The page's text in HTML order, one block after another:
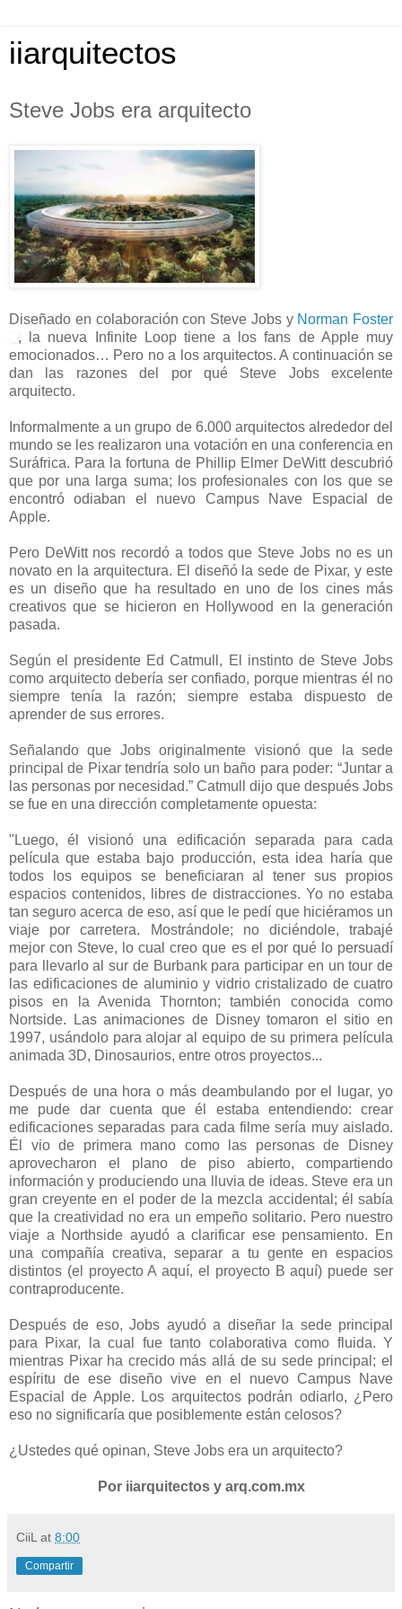
iiarquitectos
Steve Jobs era arquitecto
Diseñado en colaboración con Steve Jobs y Norman Foster
, la nueva Infinite Loop tiene a los fans de Apple muy
emocionados… Pero no a los arquitectos. A continuación se
dan las razones del por qué Steve Jobs excelente
arquitecto.
Informalmente a un grupo de 6.000 arquitectos alrededor del
mundo se les realizaron una votación en una conferencia en
Suráfrica. Para la fortuna de Phillip Elmer DeWitt descubrió
que por una larga suma; los profesionales con los que se
encontró odiaban el nuevo Campus Nave Espacial de
Apple.
Pero DeWitt nos recordó a todos que Steve Jobs no es un
novato en la arquitectura. El diseñó la sede de Pixar, y este
es un diseño que ha resultado en uno de los cines más
creativos que se hicieron en Hollywood en la generación
pasada.
Según el presidente Ed Catmull, El instinto de Steve Jobs
como arquitecto debería ser confiado, porque mientras él no
siempre tenía la razón; siempre estaba dispuesto de
aprender de sus errores.
Señalando que Jobs originalmente visionó que la sede
principal de Pixar tendría solo un baño para poder: “Juntar a
las personas por necesidad.” Catmull dijo que después Jobs
se fue en una dirección completamente opuesta:
"Luego, él visionó una edificación separada para cada
película que estaba bajo producción, esta idea haría que
todos los equipos se beneficiaran al tener sus propios
espacios contenidos, libres de distracciones. Yo no estaba
tan seguro acerca de eso, así que le pedí que hiciéramos un
viaje por carretera. Mostrándole; no diciéndole, trabajé
mejor con Steve, lo cual creo que es el por qué lo persuadí
para llevarlo al sur de Burbank para participar en un tour de
las edificaciones de aluminio y vidrio cristalizado de cuatro
pisos en la Avenida Thornton; también conocida como
Nortside. Las animaciones de Disney tomaron el sitio en
1997, usándolo para alojar al equipo de su primera película
animada 3D, Dinosaurios, entre otros proyectos...
Después de una hora o más deambulando por el lugar, yo
me pude dar cuenta que él estaba entendiendo: crear
edificaciones separadas para cada filme sería muy aislado.
Él vio de primera mano como las personas de Disney
aprovecharon el plano de piso abierto, compartiendo
información y produciendo una lluvia de ideas. Steve era un
gran creyente en el poder de la mezcla accidental; él sabía
que la creatividad no era un empeño solitario. Pero nuestro
viaje a Northside ayudó a clarificar ese pensamiento. En
una compañía creativa, separar a tu gente en espacios
distintos (el proyecto A aquí, el proyecto B aquí) puede ser
contraproducente.
Después de eso, Jobs ayudó a diseñar la sede principal
para Pixar, la cual fue tanto colaborativa como fluida. Y
mientras Pixar ha crecido más allá de su sede principal; el
espíritu de ese diseño vive en el nuevo Campus Nave
Espacial de Apple. Los arquitectos podrán odiarlo, ¿Pero
eso no significaría que posiblemente están celosos?
¿Ustedes qué opinan, Steve Jobs era un arquitecto?
Por iiarquitectos y arq.com.mx
CiiL at 8:00
Compartir